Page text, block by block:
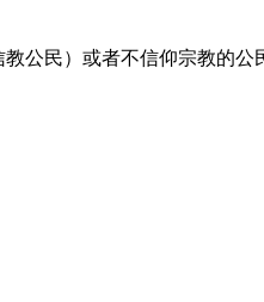
公民）或者不信仰宗教的公